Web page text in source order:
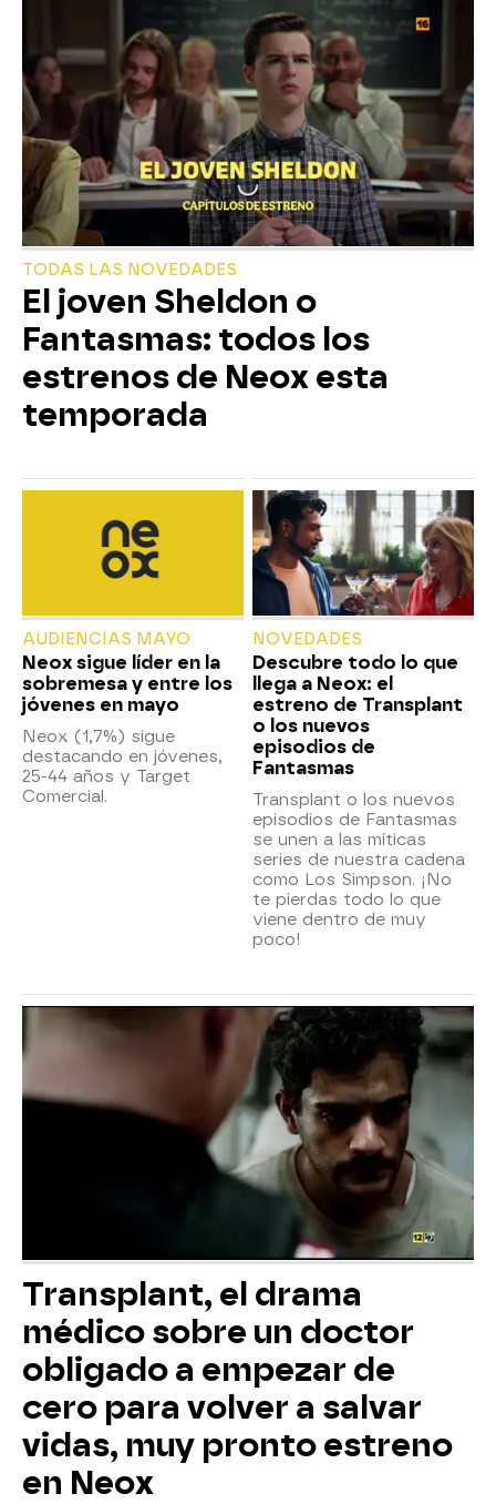
TODAS LAS NOVEDADES
El joven Sheldon o
Fantasmas: todos los
estrenos de Neox esta
temporada
AUDIENCIAS MAYO
Neox sigue líder en la
sobremesa y entre los
jóvenes en mayo
Neox (1,7%) sigue
destacando en jóvenes,
25-44 años y Target
Comercial.
NOVEDADES
Descubre todo lo que
llega a Neox: el
estreno de Transplant
o los nuevos
episodios de
Fantasmas
Transplant o los nuevos
episodios de Fantasmas
se unen a las míticas
series de nuestra cadena
como Los Simpson. ¡No
te pierdas todo lo que
viene dentro de muy
poco!
Transplant, el drama
médico sobre un doctor
obligado a empezar de
cero para volver a salvar
vidas, muy pronto estreno
en Neox